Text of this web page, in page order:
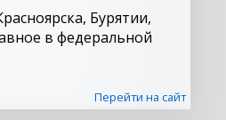
Бурятии,
в федеральной
Перейти на сайт